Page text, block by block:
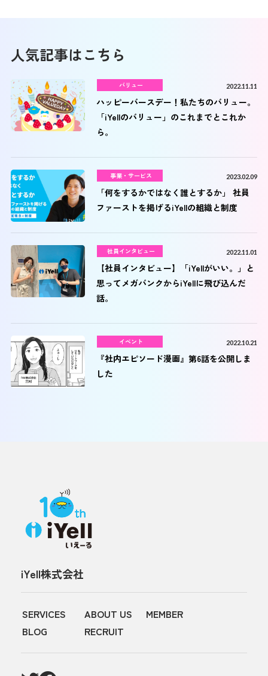
人気記事はこちら
バリュー 2022.11.11
ハッピーバースデー！私たちのバリュー。
「iYellのバリュー」のこれまでとこれか
ら。
事業・サービス 2023.02.09
「何をするかではなく誰とするか」 社員
ファーストを掲げるiYellの組織と制度
社員インタビュー 2022.11.01
【社員インタビュー】「iYellがいい。」と
思ってメガバンクからiYellに飛び込んだ
話。
イベント 2022.10.21
『社内エピソード漫画』第6話を公開しま
した
iYell株式会社
SERVICES ABOUT US
MEMBER
BLOG
RECRUIT